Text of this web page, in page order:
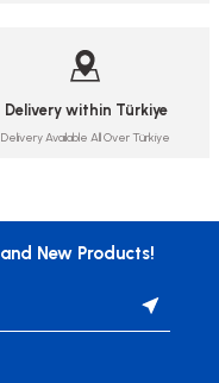
Delivery within Türkiye
Delivery Available All Over Türkiye
New Products!